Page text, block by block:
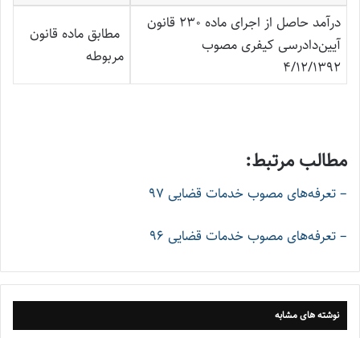
درآمد حاصل از اجرای ماده 230 قانون
آیین‌دادرسی کیفری مصوب
4/12/1392
مطابق ماده قانون
مربوطه
مطالب مرتبط:
– تعرفه‌های مصوب خدمات قضایی 97
– تعرفه‌های مصوب خدمات قضایی 96
نوشته های مشابه